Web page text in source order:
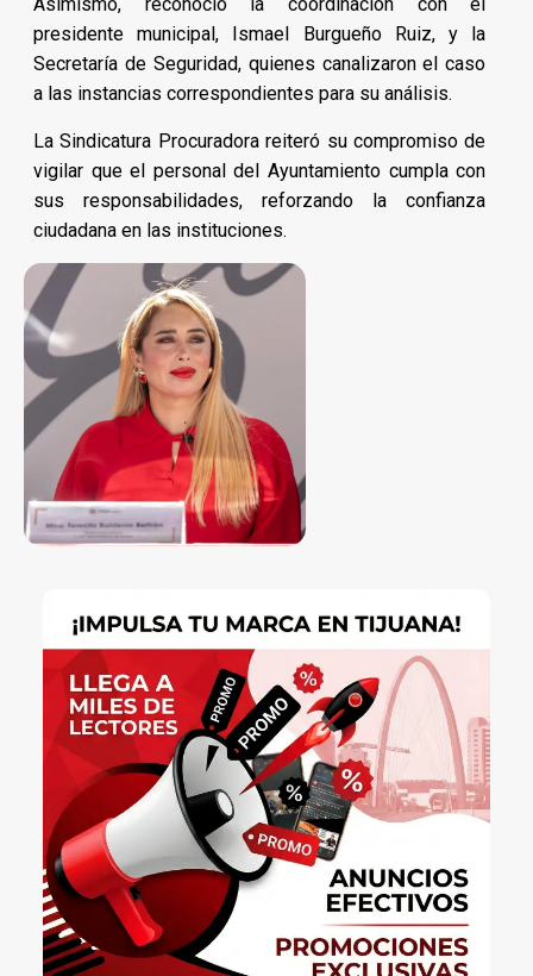
presidente municipal, Ismael Burgueño Ruiz, y la
Secretaría de Seguridad, quienes canalizaron el caso
a las instancias correspondientes para su análisis.
La Sindicatura Procuradora reiteró su compromiso de
vigilar que el personal del Ayuntamiento cumpla con
sus responsabilidades, reforzando la confianza
ciudadana en las instituciones.